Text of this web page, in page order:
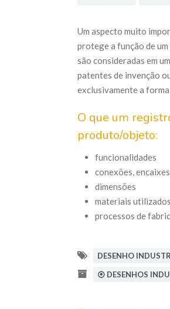
Um aspecto muito
protege a função de
são consideradas em
patentes de invenção
exclusivamente a
O que um
produto/objeto:
funcionalidades
conexões, encaixes
dimensões
materiais utilizados
processos de
DESENHO
⦿ DESENHOS